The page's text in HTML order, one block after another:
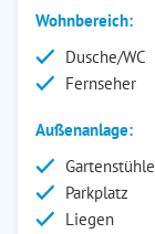
Wohnbereich:
Dusche/WC
Fernseher
Außenanlage:
Gartenstühle
Parkplatz
Liegen